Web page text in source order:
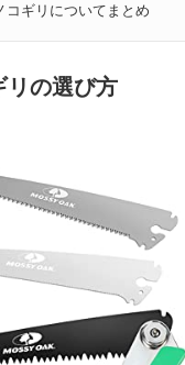
コギリについてまとめ
リの選び方